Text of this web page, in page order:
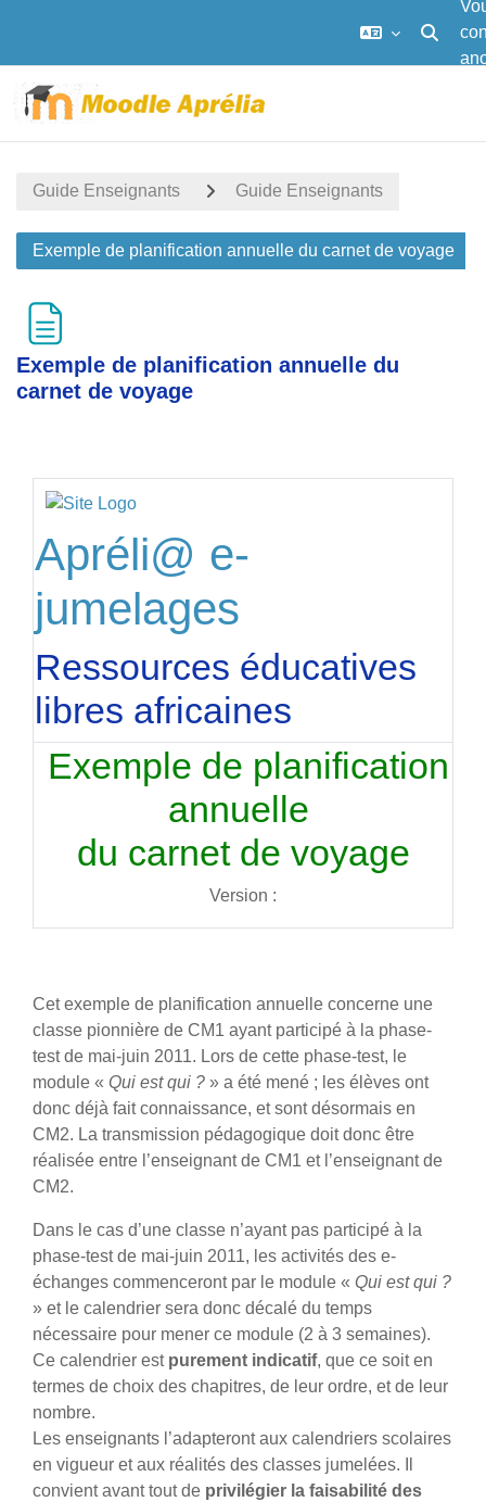
Activer/
Guide Enseignants Guide Enseignants
Exemple de planification annuelle du carnet de voyage
Exemple de planification annuelle du
carnet de voyage
Apréli@ e-
jumelages
Ressources éducatives
libres africaines
Exemple de planification
annuelle
du carnet de voyage
Version :
Cet exemple de planification annuelle concerne une
classe pionnière de CM1 ayant participé à la phase-
test de mai-juin 2011. Lors de cette phase-test, le
module « Qui est qui ? » a été mené ; les élèves ont
donc déjà fait connaissance, et sont désormais en
CM2. La transmission pédagogique doit donc être
réalisée entre l’enseignant de CM1 et l’enseignant de
CM2.
Dans le cas d’une classe n’ayant pas participé à la
phase-test de mai-juin 2011, les activités des e-
échanges commenceront par le module « Qui est qui ?
» et le calendrier sera donc décalé du temps
nécessaire pour mener ce module (2 à 3 semaines).
Ce calendrier estpurement indicatif, que ce soit en
termes de choix des chapitres, de leur ordre, et de leur
nombre.
Les enseignants l’adapteront aux calendriers scolaires
en vigueur et aux réalités des classes jumelées. Il
convient avant tout de privilégier la faisabilité des